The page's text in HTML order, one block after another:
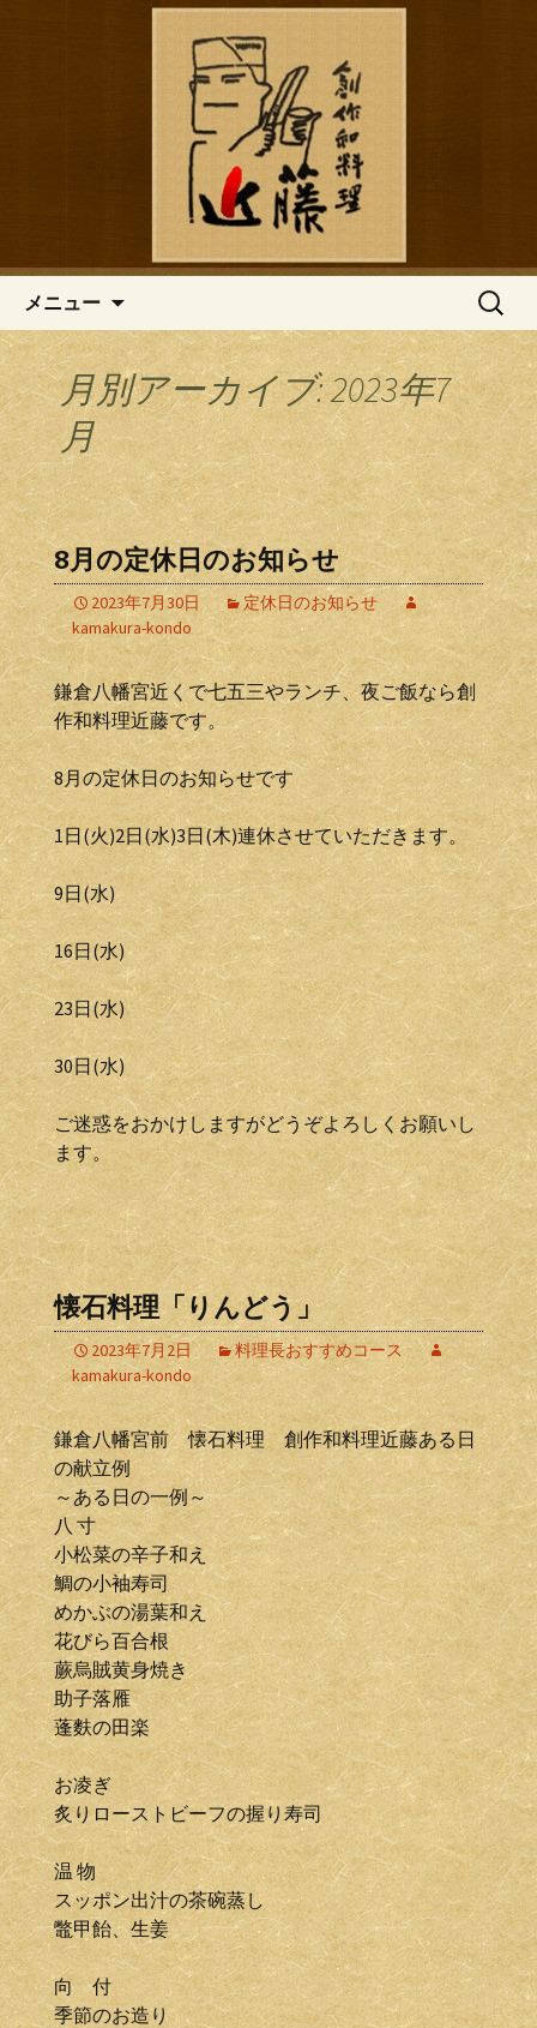
鎌倉の創作和食「近藤」のブロ
鎌倉の創作和食「近藤」のブログ
メニュー
検
月別アーカイブ: 2023年7
月
8月の定休日のお知らせ
2023年7月30日
定休日のお知らせ
kamakura-kondo
鎌倉八幡宮近くで七五三やランチ、夜ご飯なら創
作和料理近藤です。
8月の定休日のお知らせです
1日(火)2日(水)3日(木)連休させていただきます。
9日(水)
16日(水)
23日(水)
30日(水)
ご迷惑をおかけしますがどうぞよろしくお願いし
ます。
懐石料理「りんどう」
2023年7月2日
料理長おすすめコース
kamakura-kondo
鎌倉八幡宮前 懐石料理 創作和料理近藤ある日
の献立例
～ある日の一例～
八 寸
小松菜の辛子和え
鯛の小袖寿司
めかぶの湯葉和え
花びら百合根
蕨烏賊黄身焼き
助子落雁
蓬麩の田楽
お凌ぎ
炙りローストビーフの握り寿司
温 物
スッポン出汁の茶碗蒸し
鼈甲飴、生姜
向 付
季節のお造り